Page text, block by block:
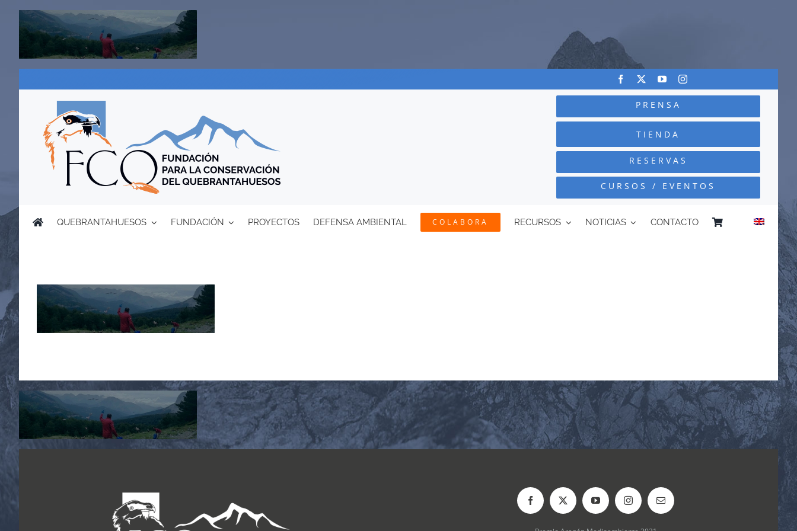
contenido
PRENSA
TIENDA
RESERVAS
CURSOS / EVENTOS
QUEBRANTAHUESOS FUNDACIÓN PROYECTOS DEFENSA AMBIENTAL COLABORA RECURSOS NOTICIAS CONTACTO